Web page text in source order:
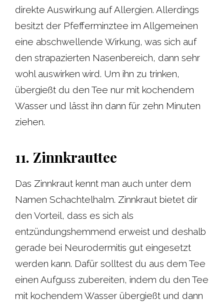
direkte Auswirkung auf Allergien. Allerdings
besitzt der Pfefferminztee im Allgemeinen
eine abschwellende Wirkung, was sich auf
den strapazierten Nasenbereich, dann sehr
wohl auswirken wird. Um ihn zu trinken,
übergießt du den Tee nur mit kochendem
Wasser und lässt ihn dann für zehn Minuten
ziehen.
11. Zinnkrauttee
Das Zinnkraut kennt man auch unter dem
Namen Schachtelhalm. Zinnkraut bietet dir
den Vorteil, dass es sich als
entzündungshemmend erweist und deshalb
gerade bei Neurodermitis gut eingesetzt
werden kann. Dafür solltest du aus dem Tee
einen Aufguss zubereiten, indem du den Tee
mit kochendem Wasser übergießt und dann